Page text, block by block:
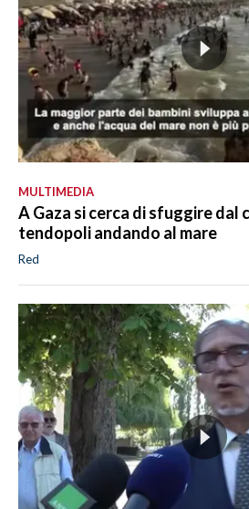
MULTIMEDIA
A Gaza si cerca di sfuggire dal
tendopoli andando al mare
Red